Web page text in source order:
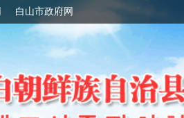
白山市政府网